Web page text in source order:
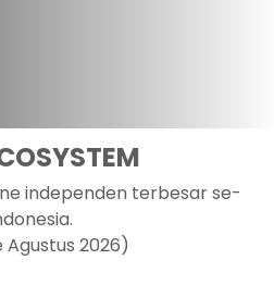
independen terbesar se-
2026)